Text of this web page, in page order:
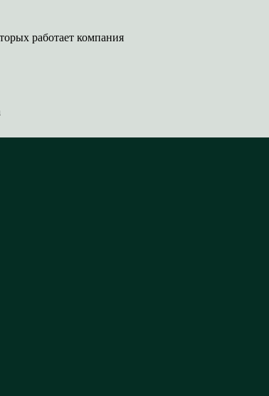
работает компания